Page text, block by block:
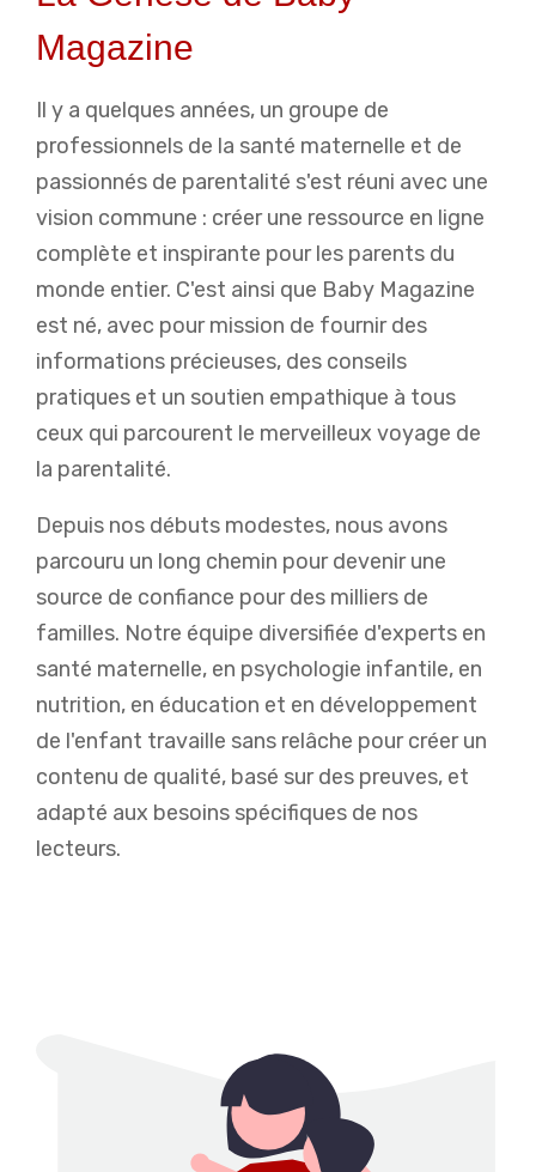
Magazine
Il y a quelques années, un groupe de
professionnels de la santé maternelle et de
passionnés de parentalité s'est réuni avec une
vision commune : créer une ressource en ligne
complète et inspirante pour les parents du
monde entier. C'est ainsi que Baby Magazine
est né, avec pour mission de fournir des
informations précieuses, des conseils
pratiques et un soutien empathique à tous
ceux qui parcourent le merveilleux voyage de
la parentalité.
Depuis nos débuts modestes, nous avons
parcouru un long chemin pour devenir une
source de confiance pour des milliers de
familles. Notre équipe diversifiée d'experts en
santé maternelle, en psychologie infantile, en
nutrition, en éducation et en développement
de l'enfant travaille sans relâche pour créer un
contenu de qualité, basé sur des preuves, et
adapté aux besoins spécifiques de nos
lecteurs.